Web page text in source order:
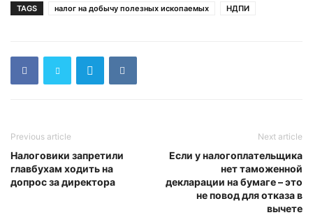
TAGS налог на добычу полезных ископаемых НДПИ
Previous article
Налоговики запретили
главбухам ходить на
допрос за директора
Next article
Если у налогоплательщика
нет таможенной
декларации на бумаге – это
не повод для отказа в
вычете